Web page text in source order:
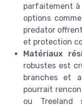
parfaitement à
options
predator
et protection
Matériaux
robustes est
branches et
pourrait
ou Treeland